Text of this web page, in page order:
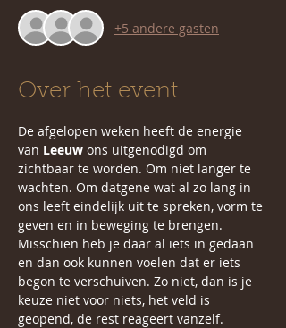
+5 andere gasten
Over het event
De afgelopen weken heeft de energie
van Leeuw ons uitgenodigd om
zichtbaar te worden. Om niet langer te
wachten. Om datgene wat al zo lang in
ons leeft eindelijk uit te spreken, vorm te
geven en in beweging te brengen.
Misschien heb je daar al iets in gedaan
en dan ook kunnen voelen dat er iets
begon te verschuiven. Zo niet, dan is je
keuze niet voor niets, het veld is
geopend, de rest reageert vanzelf.